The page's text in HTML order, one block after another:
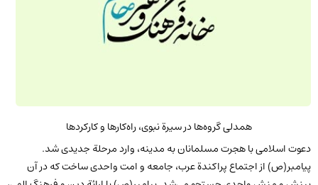
همدلی گروه‌ها در سیرة نبوی، راه‌کارها و کارکردها
دعوت اسلامی با هجرت مسلمانان به مدینه، وارد مرحلة جدیدی شد.
پیامبر(ص) از اجتماع پراکندة عرب، جامعه و امت واحدی ساخت که در آن